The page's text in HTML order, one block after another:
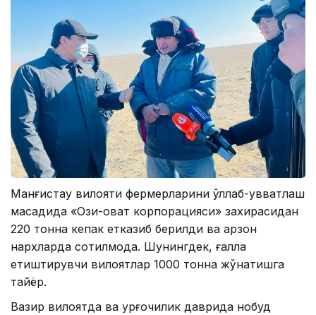
Манғистау вилояти фермерларини қўллаб-қувватлаш
мақсадида «Озиқ-овқат корпорацияси» захирасидан
220 тонна кепак етказиб берилди ва арзон
нархларда сотилмоқда. Шунингдек, ғалла
етиштирувчи вилоятлар 1000 тонна жўнатишга
тайёр.
Вазир вилоятда ва қурғоқчилик даврида нобуд